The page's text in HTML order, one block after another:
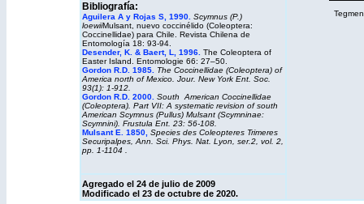
Bibliografía:
Aguilera A y Rojas S, 1990. Scymnus (P.)
loewiiMulsant, nuevo coccinélido (Coleoptera:
Coccinellidae) para Chile. Revista Chilena de
Entomología 18: 93-94.
Desender, K. & Baert, L, 1996. The Coleoptera of
Easter Island. Entomologie 66: 27–50.
Gordon R.D. 1985.
The Coccinellidae (Coleoptera) of
America north of Mexico. Jour. New York Ent. Soc.
93(1): 1-912.
Gordon R.D. 2000. South American Coccinellidae
(Coleoptera). Part VII: A systematic revision of south
American Scymnus (Pullus) Mulsant (Scymninae:
Scymnini). Frustula Ent. 23: 56-108.
Mulsant E. 1850, Species des Coleopteres Trimeres
Securipalpes, Ann. Sci. Phys. Nat. Lyon, ser.2, vol. 2,
pp. 1-1104 .
Agregado el 24 de julio de 2009
Modificado el 23 de octubre de 2020.